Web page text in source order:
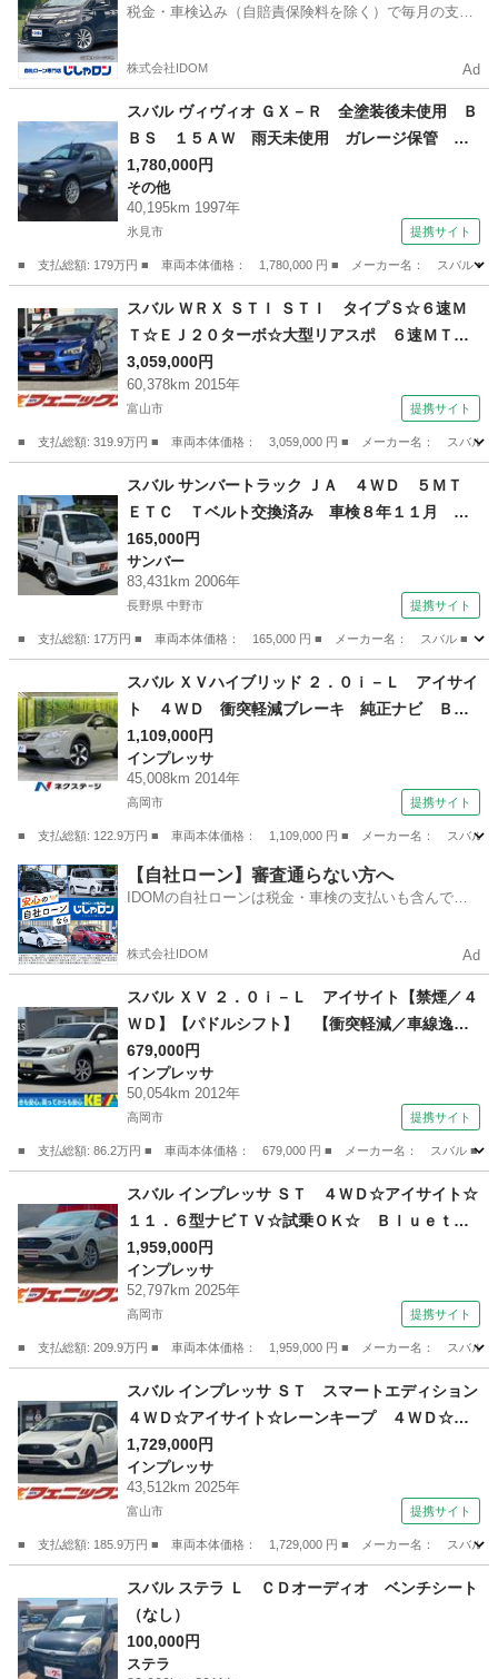
税金・車検込み（自賠責保険料を除く）で毎月の支払
株式会社IDOM Ad
スバル ヴィヴィオ ＧＸ－Ｒ 全塗装後未使用 Ｂ
ＢＳ １５ＡＷ 雨天未使用 ガレージ保管 デ
ィーラー下取り車 フルオリジナル （検10.8）
1,780,000円
その他
40,195km 1997年
氷見市 提携サイト
■ 支払総額: 179万円 ■ 車両本体価格： 1,780,000 円 ■ メーカー名： スバル
その他
スバル ＷＲＸ ＳＴＩ ＳＴＩ タイプＳ☆６速Ｍ
Ｔ☆ＥＪ２０ターボ☆大型リアスポ ６速ＭＴ☆
ＥＪ２０☆大型リアスポイラー☆アドバンスドセ
ーフティＰＫＧ☆ＳＴＩエアロＦＳＲ☆純正ナビ
ＴＶ☆バックカメラ☆Ｂｌｕｅｔｏｏｔｈ☆ＤＶ
Ｄ再生 ☆ハーフレザーシート☆ＥＴＣ☆ドラレ
コ☆試乗ＯＫ☆ （なし）
3,059,000円
60,378km 2015年
富山市 提携サイト
■ 支払総額: 319.9万円 ■ 車両本体価格： 3,059,000 円 ■ メーカー名： スバ
スバル
スバル サンバートラック ＪＡ ４ＷＤ ５ＭＴ
ＥＴＣ Ｔベルト交換済み 車検８年１１月 エ
アコンなし （検8.11）
165,000円
サンバー
83,431km 2006年
長野県 中野市 提携サイト
■ 支払総額: 17万円 ■ 車両本体価格： 165,000 円 ■ メーカー名： スバル ■
サンバー
スバル ＸＶハイブリッド ２．０ｉ－Ｌ アイサイ
ト ４ＷＤ 衝突軽減ブレーキ 純正ナビ Ｂｌ
ｕｅｔｏｏｔｈ ドライブレコーダー フルセ
グ バックカメラ ＥＴＣ 禁煙車 ＨＩＤヘッ
ドライト フロントフォグ リアフォグ ルーフ
レール クリアランスソナー （検9.6）
1,109,000円
インプレッサ
45,008km 2014年
高岡市 提携サイト
■ 支払総額: 122.9万円 ■ 車両本体価格： 1,109,000 円 ■ メーカー名： スバ
富山 高岡市 インプレッサ
【自社ローン】審査通らない方へ
IDOMの自社ローンは税金・車検の支払いも含んでい
株式会社IDOM Ad
スバル ＸＶ ２．０ｉ－Ｌ アイサイト【禁煙／４
ＷＤ】【パドルシフト】 【衝突軽減／車線逸脱
警報／コーナーセンサー／追従クルコン】【メモ
リーナビ／ＤＶＤ再生／ＢＬＵＥＴＯＯＴＨオー
デイオ／バックカメラ】【スマートキー／プッシ
ュスタート】【電動シート】【ＥＴＣ】 （なし）
679,000円
インプレッサ
50,054km 2012年
高岡市 提携サイト
■ 支払総額: 86.2万円 ■ 車両本体価格： 679,000 円 ■ メーカー名： スバル ■
インプレッサ
スバル インプレッサ ＳＴ ４ＷＤ☆アイサイト☆
１１．６型ナビＴＶ☆試乗ＯＫ☆ Ｂｌｕｅｔｏ
ｏｔｈ☆全方位カメラ☆ＬＥＤオートライト☆前
席シートヒーター☆ドラレコ☆ドライバーモニタ
リング☆アイドリングストップ☆禁煙車☆ＥＴＣ
☆試乗ＯＫ☆４ＷＤ☆アイサイト☆１１．６型ナ
ビＴＶ☆ （なし）
1,959,000円
インプレッサ
52,797km 2025年
高岡市 提携サイト
■ 支払総額: 209.9万円 ■ 車両本体価格： 1,959,000 円 ■ メーカー名： スバ
インプレッサ
スバル インプレッサ ＳＴ スマートエディション
４ＷＤ☆アイサイト☆レーンキープ ４ＷＤ☆ア
イサイト☆レーンキープ☆アダプティブクルコン
☆純正１１．６型ナビＴＶ☆Ｂｌｕｅｔｏｏｔｈ
☆アップルカープレイ☆Ｓ・Ｒカメラ☆シートヒ
ーター☆ステアヒーター☆ドラレコ☆ＥＴＣ☆フ
ォグ☆試乗ＯＫ （なし）
1,729,000円
インプレッサ
43,512km 2025年
富山市 提携サイト
■ 支払総額: 185.9万円 ■ 車両本体価格： 1,729,000 円 ■ メーカー名： スバル
インプレッサ
スバル ステラ Ｌ ＣＤオーディオ ベンチシート
（なし）
100,000円
ステラ